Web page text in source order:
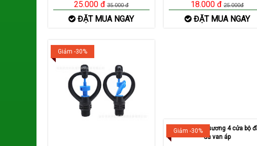
SƯƠNG 8MM
25.000 đ 35.000 đ
ĐẶT MUA NGAY
18.000 đ 25.000đ
ĐẶT MUA NGAY
Giảm -30%
Giảm -30%